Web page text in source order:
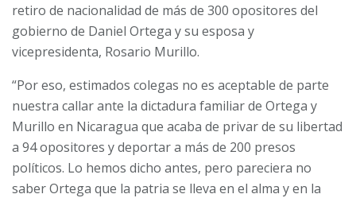
retiro de nacionalidad de más de 300 opositores del
gobierno de Daniel Ortega y su esposa y
vicepresidenta, Rosario Murillo.
“Por eso, estimados colegas no es aceptable de parte
nuestra callar ante la dictadura familiar de Ortega y
Murillo en Nicaragua que acaba de privar de su libertad
a 94 opositores y deportar a más de 200 presos
políticos. Lo hemos dicho antes, pero pareciera no
saber Ortega que la patria se lleva en el alma y en la